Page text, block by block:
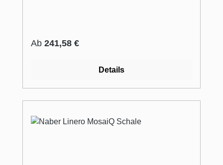
Regulärer Preis:
Ab 241,58 €
Details